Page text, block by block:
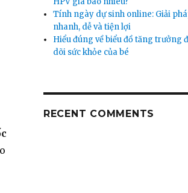
Tính ngày dự sinh online: Giải
nhanh, dễ và tiện lợi
Hiểu đúng về biểu đồ tăng trưởng
dõi sức khỏe của bé
RECENT COMMENTS